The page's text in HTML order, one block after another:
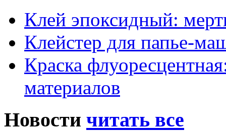
Клей эпоксидный:
Клейстер для папье-
Краска
материалов
Новости читать все